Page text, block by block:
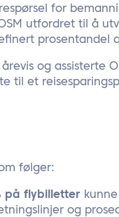
for
utfordret til å
prosentandel
og assisterte
til et
følger:
på flybilletter
og